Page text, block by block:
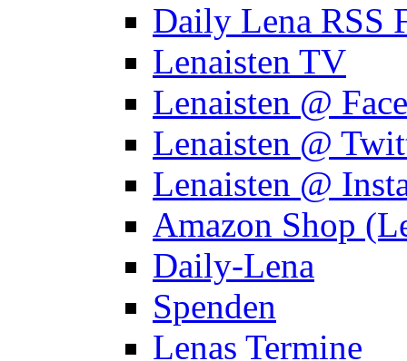
Daily Lena RSS
Lenaisten TV
Lenaisten @
Lenaisten @
Lenaisten @
Amazon Shop
Daily-Lena
Spenden
Lenas Termine